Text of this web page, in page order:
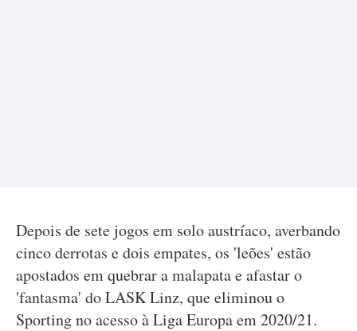
Depois de sete jogos em solo austríaco, averbando
cinco derrotas e dois empates, os 'leões' estão
apostados em quebrar a malapata e afastar o
'fantasma' do LASK Linz, que eliminou o
Sporting no acesso à Liga Europa em 2020/21.